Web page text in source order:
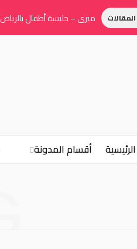
ميري – جليسة أطفال بالرياض
الرئيسية أقسام المدونة